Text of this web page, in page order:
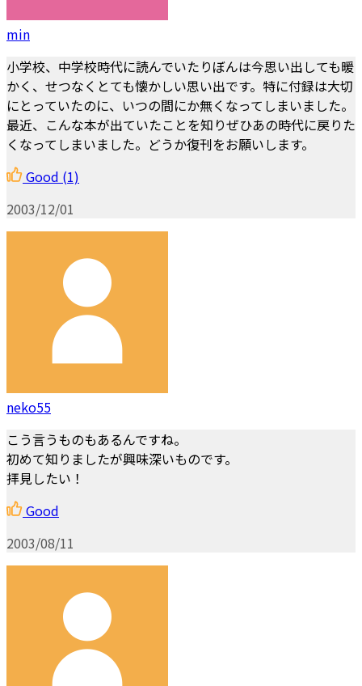
min
小学校、中学校時代に読んでいたりぼんは今思い出しても暖
かく、せつなくとても懐かしい思い出です。特に付録は大切
にとっていたのに、いつの間にか無くなってしまいました。
最近、こんな本が出ていたことを知りぜひあの時代に戻りた
くなってしまいました。どうか復刊をお願いします。
Good (1)
2003/12/01
neko55
こう言うものもあるんですね。
初めて知りましたが興味深いものです。
拝見したい！
Good
2003/08/11